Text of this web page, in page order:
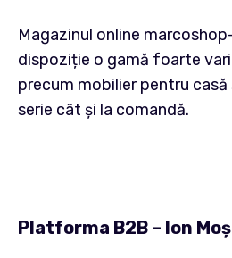
Magazinul online
dispoziție o gamă foarte
precum mobilier pentru
serie cât și la comandă.
Platforma B2B – Ion Moș